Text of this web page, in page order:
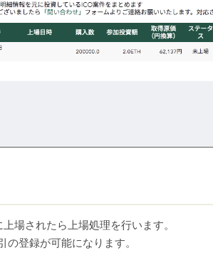
場されたら上場処理を行います。
登録が可能になります。